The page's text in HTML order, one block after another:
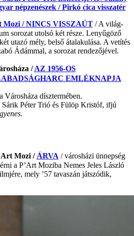
népzenészek / Pirkó cica visszatér
Mozi /NINCS VISSZAÚT/ A világ-
sorozat utolsó két része. Lenyűgöző
utazó mély, belső átalakulása. A vetítés
Ádámmal, a sorozat rendezőjével.
/AZ 1956-OS
EMLÉKNAPJA
Városháza dísztermében.
Péter Trió és Fülöp Kristóf, ifjú
Mozi / ÁRVA / városházi ünnepség
a P’Art Moziba Nemes Jeles László
mely ’57 tavaszán játszódik,